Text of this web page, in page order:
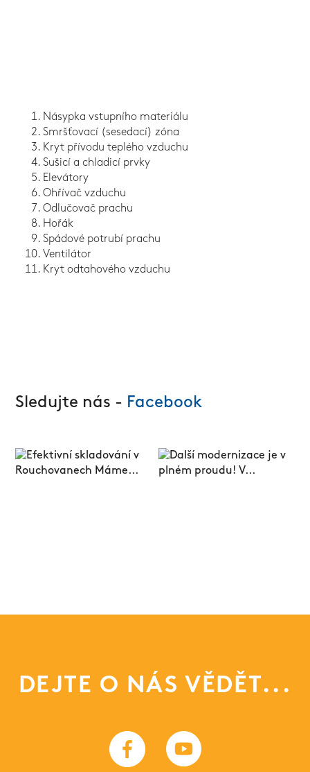
Násypka vstupního materiálu
Smršťovací (sesedací) zóna
Kryt přívodu teplého vzduchu
Sušicí a chladicí prvky
Elevátory
Ohřívač vzduchu
Odlučovač prachu
Hořák
Spádové potrubí prachu
Ventilátor
Kryt odtahového vzduchu
Sledujte nás - Facebook
DEJTE O NÁS VĚDĚT...